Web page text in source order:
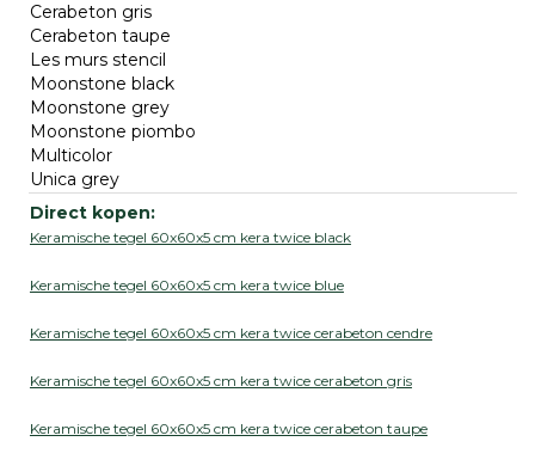
Cerabeton gris
Cerabeton taupe
Les murs stencil
Moonstone black
Moonstone grey
Moonstone piombo
Multicolor
Unica grey
Keramische tegel 60x60x5 cm kera twice black
Keramische tegel 60x60x5 cm kera twice blue
Keramische tegel 60x60x5 cm kera twice cerabeton cendre
Keramische tegel 60x60x5 cm kera twice cerabeton gris
Keramische tegel 60x60x5 cm kera twice cerabeton taupe